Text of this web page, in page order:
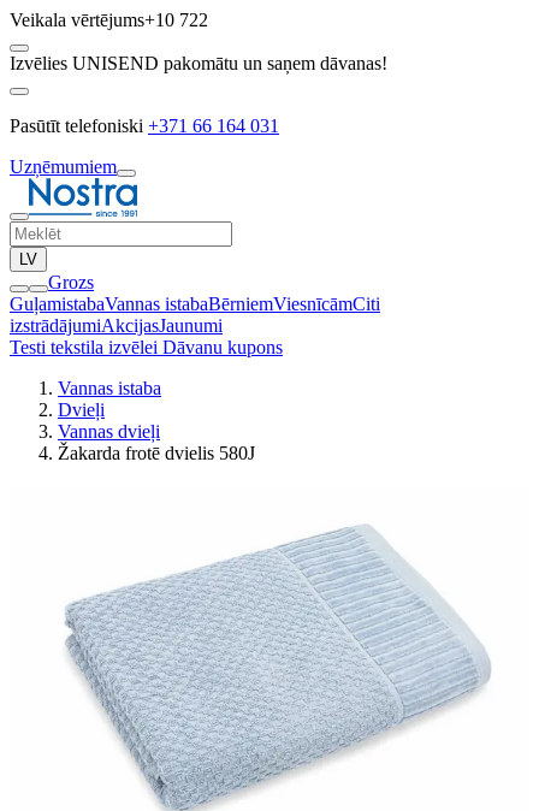
Veikala vērtējums+10 722
Izvēlies UNISEND pakomātu un saņem dāvanas!
Pasūtīt telefoniski +371 66 164 031
Uzņēmumiem
LV
Grozs
GuļamistabaVannas istabaBērniemViesnīcāmCiti
izstrādājumiAkcijasJaunumi
Testi tekstila izvēlei Dāvanu kupons
Vannas istaba
Dvieļi
Vannas dvieļi
Žakarda frotē dvielis 580J